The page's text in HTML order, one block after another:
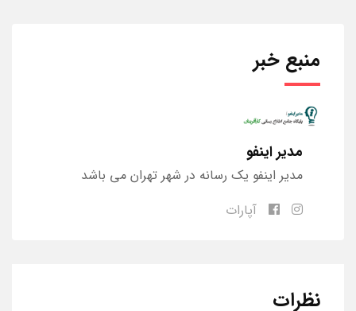
منبع خبر
مدیر اینفو
مدیر اینفو یک رسانه در شهر تهران می باشد
آپارات
نظرات